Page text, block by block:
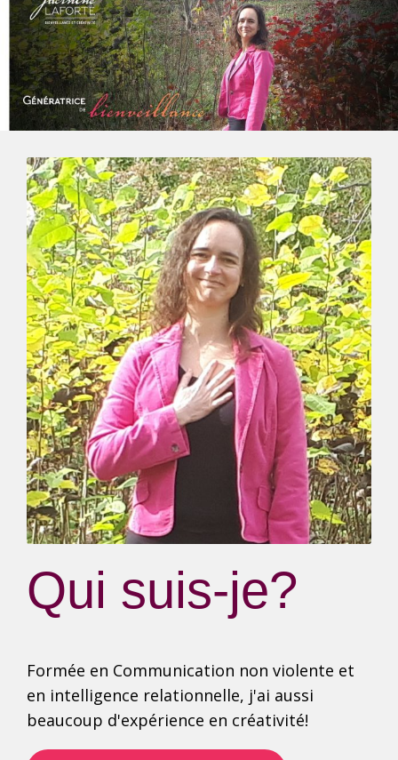
Qui suis-je?
Formée en Communication non violente et
en intelligence relationnelle, j'ai aussi
beaucoup d'expérience en créativité!